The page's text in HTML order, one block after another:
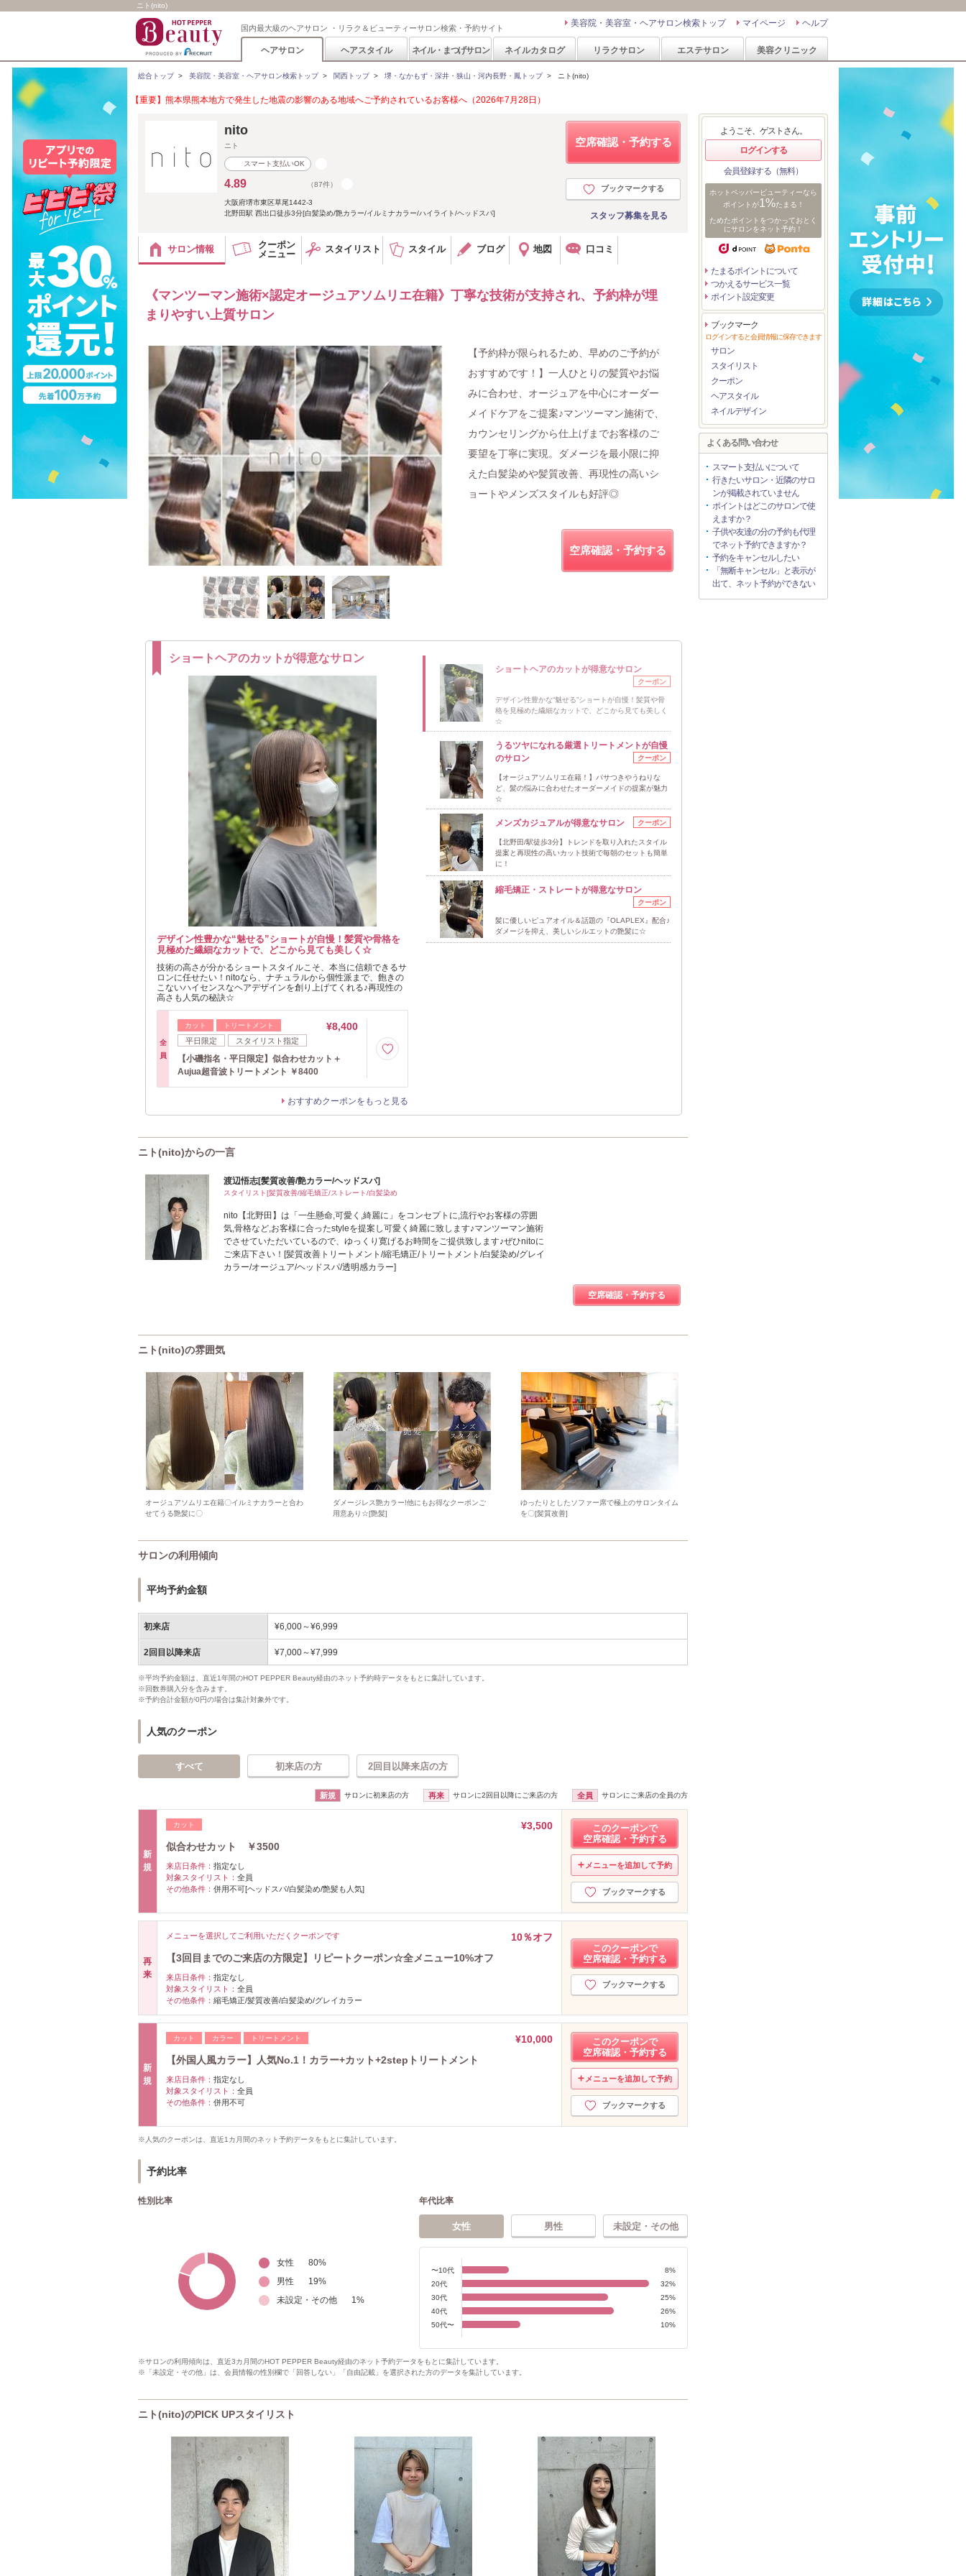
ニト(nito)
国内最大級のヘアサロン ・リラク＆ビューティーサロン検索・予約サイト ヘルプ
マイページ
美容院・美容室・ヘアサロン検索トップ
ヘアサロン ヘアスタイル ネイル・まつげサロン ネイルカタログ リラクサロン エステサロン 美容クリニック
総合トップ> 美容院・美容室・ヘアサロン検索トップ> 関西トップ> 堺・なかもず・深井・狭山・河内長野・鳳トップ> ニト(nito)
【重要】熊本県熊本地方で発生した地震の影響のある地域へご予約されているお客様へ（2026年7月28日）
空席確認・予約する
ブックマークする
スタッフ募集を見る
nito
ニト
スマート支払いOK
4.89 （87件）
大阪府堺市東区草尾1442-3
北野田駅 西出口徒歩3分[白髪染め/艶カラー/イルミナカラー/ハイライト/ヘッドスパ]
サロン情報
クーポン
メニュー
スタイリスト スタイル ブログ 地図 口コミ
《マンツーマン施術×認定オージュアソムリエ在籍》丁寧な技術が支持され、予約枠が埋
まりやすい上質サロン
【予約枠が限られるため、早めのご予約が
おすすめです！】一人ひとりの髪質やお悩
みに合わせ、オージュアを中心にオーダー
メイドケアをご提案♪マンツーマン施術で、
カウンセリングから仕上げまでお客様のご
要望を丁寧に実現。ダメージを最小限に抑
えた白髪染めや髪質改善、再現性の高いシ
ョートやメンズスタイルも好評◎
空席確認・予約する
ショートヘアのカットが得意なサロン
デザイン性豊かな“魅せる”ショートが自慢！髪質や骨格を
見極めた繊細なカットで、どこから見ても美しく☆
技術の高さが分かるショートスタイルこそ、本当に信頼できるサ
ロンに任せたい！nitoなら、ナチュラルから個性派まで、飽きの
こないハイセンスなヘアデザインを創り上げてくれる♪再現性の
高さも人気の秘訣☆
全
員
カット トリートメント
平日限定 スタイリスト指定
¥8,400
【小磯指名・平日限定】似合わせカット＋
Aujua超音波トリートメント ￥8400
おすすめクーポンをもっと見る
ショートヘアのカットが得意なサロン
クーポン
デザイン性豊かな“魅せる”ショートが自慢！髪質や骨
格を見極めた繊細なカットで、どこから見ても美しく
☆
うるツヤになれる厳選トリートメントが自慢
のサロン
クーポン
【オージュアソムリエ在籍！】パサつきやうねりな
ど、髪の悩みに合わせたオーダーメイドの提案が魅力
☆
メンズカジュアルが得意なサロン クーポン
【北野田/駅徒歩3分】トレンドを取り入れたスタイル
提案と再現性の高いカット技術で毎朝のセットも簡単
に！
縮毛矯正・ストレートが得意なサロン
クーポン
髪に優しいピュアオイル＆話題の『OLAPLEX』配合♪
ダメージを抑え、美しいシルエットの艶髪に☆
ニト(nito)からの一言
渡辺悟志[髪質改善/艶カラー/ヘッドスパ]
スタイリスト[髪質改善/縮毛矯正/ストレート/白髪染め
nito【北野田】は「一生懸命,可愛く,綺麗に」をコンセプトに,流行やお客様の雰囲
気,骨格など,お客様に合ったstyleを提案し可愛く綺麗に致します♪マンツーマン施術
でさせていただいているので、ゆっくり寛げるお時間をご提供致します♪ぜひnitoに
ご来店下さい！[髪質改善トリートメント/縮毛矯正/トリートメント/白髪染め/グレイ
カラー/オージュア/ヘッドスパ/透明感カラー]
空席確認・予約する
ニト(nito)の雰囲気
オージュアソムリエ在籍〇イルミナカラーと合わ
せてうる艶髪に〇
ダメージレス艶カラー!他にもお得なクーポンご
用意あり☆[艶髪]
ゆったりとしたソファー席で極上のサロンタイム
を〇[髪質改善]
サロンの利用傾向
平均予約金額
初来店 ¥6,000～¥6,999
2回目以降来店 ¥7,000～¥7,999
※平均予約金額は、直近1年間のHOT PEPPER Beauty経由のネット予約時データをもとに集計しています。
※回数券購入分を含みます。
※予約合計金額が0円の場合は集計対象外です。
人気のクーポン
すべて 初来店の方 2回目以降来店の方
新規 サロンに初来店の方 再来 サロンに2回目以降にご来店の方 全員 サロンにご来店の全員の方
新
規
カット
¥3,500
似合わせカット ￥3500
来店日条件： 指定なし
対象スタイリスト： 全員
その他条件： 併用不可[ヘッドスパ/白髪染め/艶髪も人気]
このクーポンで
空席確認・予約する
メニューを追加して予約
ブックマークする
再
来
メニューを選択してご利用いただくクーポンです
10％オフ
【3回目までのご来店の方限定】リピートクーポン☆全メニュー10%オフ
来店日条件： 指定なし
対象スタイリスト： 全員
その他条件： 縮毛矯正/髪質改善/白髪染め/グレイカラー
このクーポンで
空席確認・予約する
ブックマークする
新
規
カット カラー トリートメント
¥10,000
【外国人風カラー】人気No.1！カラー+カット+2stepトリートメント
来店日条件： 指定なし
対象スタイリスト： 全員
その他条件： 併用不可
このクーポンで
空席確認・予約する
メニューを追加して予約
ブックマークする
※人気のクーポンは、直近1カ月間のネット予約データをもとに集計しています。
予約比率
性別比率
女性 80%
男性
19%
未設定・その他
1%
年代比率
女性 男性 未設定・その他
〜10代
8%
20代
32%
30代
25%
40代
26%
50代〜
10%
※サロンの利用傾向は、直近3カ月間のHOT PEPPER Beauty経由のネット予約データをもとに集計しています。
※「未設定・その他」は、会員情報の性別欄で「回答しない」「自由記載」を選択された方のデータを集計しています。
ニト(nito)のPICK UPスタイリスト
ようこそ、ゲストさん。
ログインする
会員登録する（無料）
ホットペッパービューティーなら
ポイントが1%たまる！
ためたポイントをつかっておとく
にサロンをネット予約！
たまるポイントについて
つかえるサービス一覧
ポイント設定変更
ブックマーク
ログインすると会員情報に保存できます
サロン
スタイリスト
クーポン
ヘアスタイル
ネイルデザイン
よくある問い合わせ
スマート支払いについて
行きたいサロン・近隣のサロ
ンが掲載されていません
ポイントはどこのサロンで使
えますか？
子供や友達の分の予約も代理
でネット予約できますか？
予約をキャンセルしたい
「無断キャンセル」と表示が
出て、ネット予約ができない